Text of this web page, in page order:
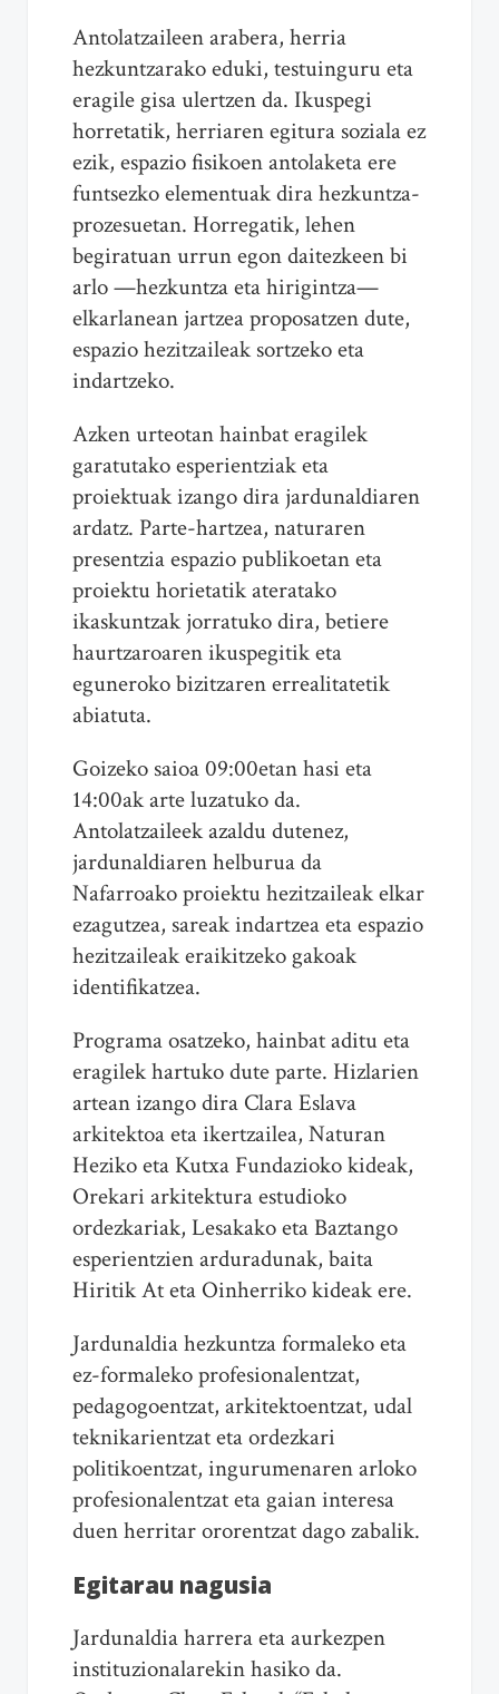
Antolatzaileen arabera, herria
hezkuntzarako eduki, testuinguru eta
eragile gisa ulertzen da. Ikuspegi
horretatik, herriaren egitura soziala ez
ezik, espazio fisikoen antolaketa ere
funtsezko elementuak dira hezkuntza-
prozesuetan. Horregatik, lehen
begiratuan urrun egon daitezkeen bi
arlo —hezkuntza eta hirigintza—
elkarlanean jartzea proposatzen dute,
espazio hezitzaileak sortzeko eta
indartzeko.
Azken urteotan hainbat eragilek
garatutako esperientziak eta
proiektuak izango dira jardunaldiaren
ardatz. Parte-hartzea, naturaren
presentzia espazio publikoetan eta
proiektu horietatik ateratako
ikaskuntzak jorratuko dira, betiere
haurtzaroaren ikuspegitik eta
eguneroko bizitzaren errealitatetik
abiatuta.
Goizeko saioa 09:00etan hasi eta
14:00ak arte luzatuko da.
Antolatzaileek azaldu dutenez,
jardunaldiaren helburua da
Nafarroako proiektu hezitzaileak elkar
ezagutzea, sareak indartzea eta espazio
hezitzaileak eraikitzeko gakoak
identifikatzea.
Programa osatzeko, hainbat aditu eta
eragilek hartuko dute parte. Hizlarien
artean izango dira Clara Eslava
arkitektoa eta ikertzailea, Naturan
Heziko eta Kutxa Fundazioko kideak,
Orekari arkitektura estudioko
ordezkariak, Lesakako eta Baztango
esperientzien arduradunak, baita
Hiritik At eta Oinherriko kideak ere.
Jardunaldia hezkuntza formaleko eta
ez-formaleko profesionalentzat,
pedagogoentzat, arkitektoentzat, udal
teknikarientzat eta ordezkari
politikoentzat, ingurumenaren arloko
profesionalentzat eta gaian interesa
duen herritar ororentzat dago zabalik.
Egitarau nagusia
Jardunaldia harrera eta aurkezpen
instituzionalarekin hasiko da.